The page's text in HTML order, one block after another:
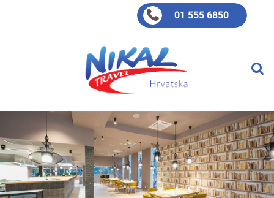
01 555 6850
Toggle